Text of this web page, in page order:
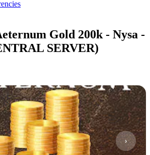
Gold 200k - Nysa -
SERVER)